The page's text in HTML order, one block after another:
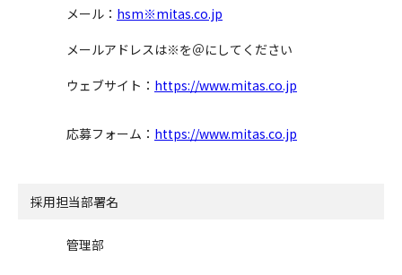
メール： hsm※mitas.co.jp
メールアドレスは※を＠にしてください
ウェブサイト： https://www.mitas.co.jp
応募フォーム： https://www.mitas.co.jp
採用担当部署名
管理部